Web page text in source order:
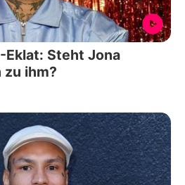
Eklat: Steht Jona
zu ihm?